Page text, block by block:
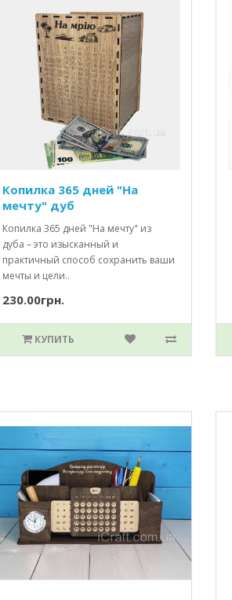
Копилка 365 дней "На
мечту" дуб
Копилка 365 дней "На мечту" из
дуба – это изысканный и
практичный способ сохранить ваши
мечты и цели..
230.00грн.
КУПИТЬ